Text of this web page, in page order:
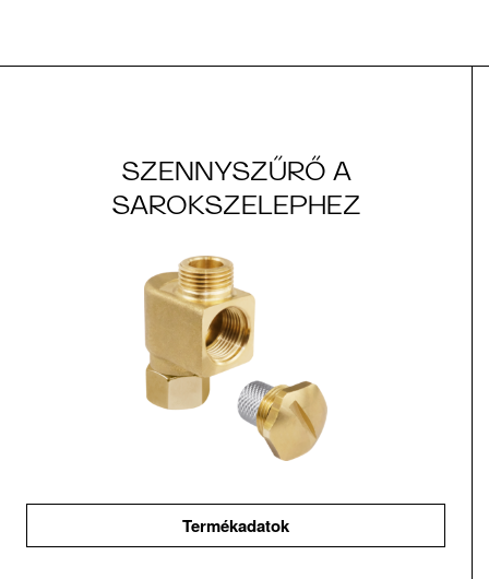
SZENNYSZŰRŐ A
SAROKSZELEPHEZ
Termékadatok